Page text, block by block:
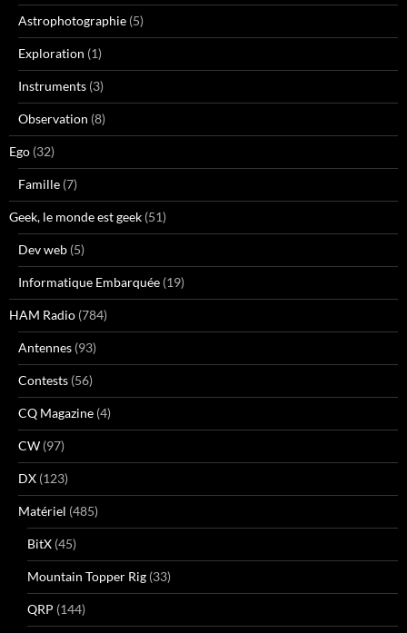
Astrophotographie (5)
Exploration (1)
Instruments (3)
Observation (8)
Ego (32)
Famille (7)
Geek, le monde est geek (51)
Dev web (5)
Informatique Embarquée (19)
HAM Radio (784)
Antennes (93)
Contests (56)
CQ Magazine (4)
CW (97)
DX (123)
Matériel (485)
BitX (45)
Mountain Topper Rig (33)
QRP (144)